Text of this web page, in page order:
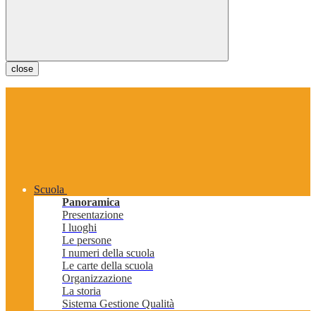
close
Scuola
Panoramica
Presentazione
I luoghi
Le persone
I numeri della scuola
Le carte della scuola
Organizzazione
La storia
Sistema Gestione Qualità